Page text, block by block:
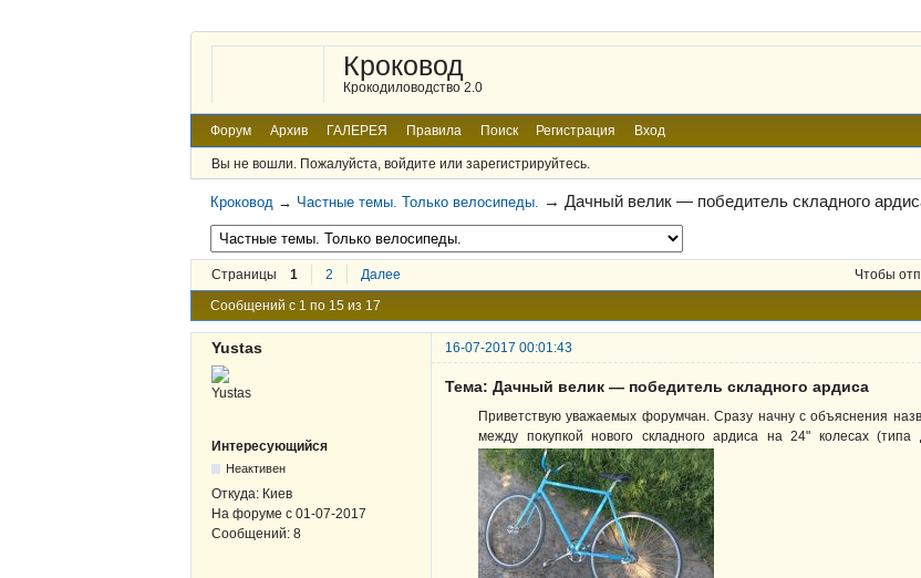
Кроковод
Крокодиловодство 2.0
Форум Архив ГАЛЕРЕЯ Правила Поиск Регистрация Вход
Вы не вошли. Пожалуйста, войдите или зарегистрируйтесь.
Кроковод → Частные темы. Только велосипеды. →Дачный велик — победитель складного
Страницы 1 2 Далее Чтобы
Сообщений с 1 по 15 из 17
Yustas 16-07-2017 00:01:43
Интересующийся
Неактивен
Откуда: Киев
На форуме с 01-07-2017
Сообщений: 8
Тема: Дачный велик — победитель складного ардиса
Приветствую уважаемых форумчан. Сразу начну с объяснения
между покупкой нового складного ардиса на 24" колесах